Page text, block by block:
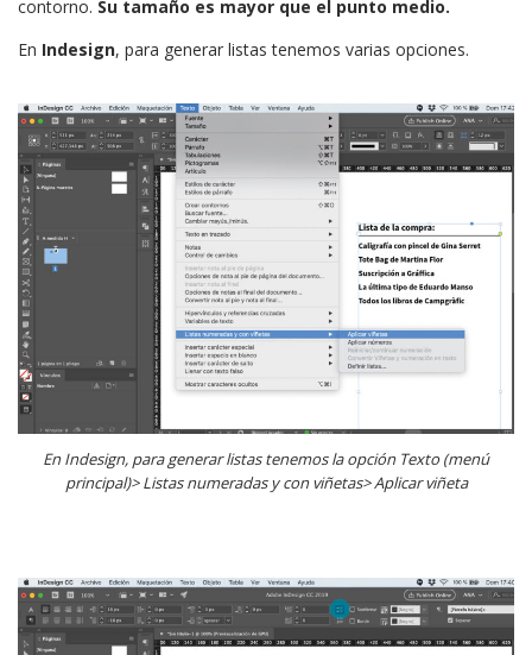
contorno. Su tamaño es mayor que el punto medio.
En Indesign, para generar listas tenemos varias opciones.
En Indesign, para generar listas tenemos la opción Texto (menú
principal)> Listas numeradas y con viñetas> Aplicar viñeta